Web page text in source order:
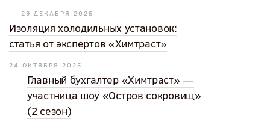
29 ДЕКАБРЯ 2025
Изоляция холодильных установок:
статья от экспертов «Химтраст»
24 ОКТЯБРЯ 2025
Главный бухгалтер «Химтраст» —
участница шоу «Остров сокровищ»
(2 сезон)